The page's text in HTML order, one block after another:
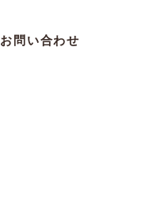
お問い合わせ